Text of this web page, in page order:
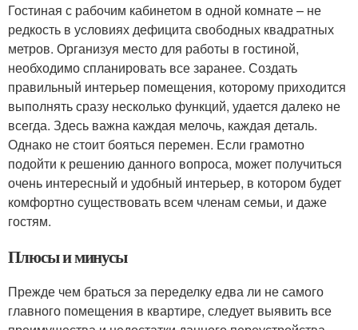
Гостиная с рабочим кабинетом в одной комнате – не
редкость в условиях дефицита свободных квадратных
метров. Организуя место для работы в гостиной,
необходимо спланировать все заранее. Создать
правильный интерьер помещения, которому приходится
выполнять сразу несколько функций, удается далеко не
всегда. Здесь важна каждая мелочь, каждая деталь.
Однако не стоит бояться перемен. Если грамотно
подойти к решению данного вопроса, может получиться
очень интересный и удобный интерьер, в котором будет
комфортно существовать всем членам семьи, и даже
гостям.
Плюсы и минусы
Прежде чем браться за переделку едва ли не самого
главного помещения в квартире, следует выявить все